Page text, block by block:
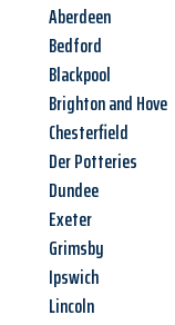
Aberdeen
Bedford
Blackpool
Brighton and Hove
Chesterfield
Der Potteries
Dundee
Exeter
Grimsby
Ipswich
Lincoln